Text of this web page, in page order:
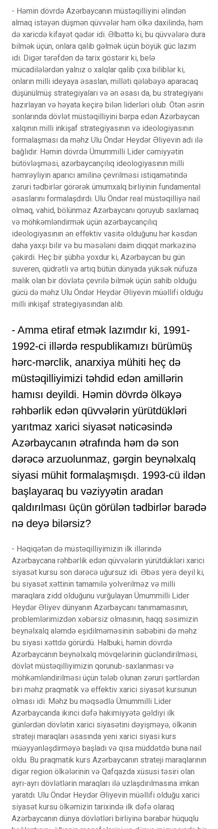
- Həmin dövrdə Azərbaycanın müstəqilliyini əlindən
almaq istəyən düşmən qüvvələr həm ölkə daxilində, həm
də xaricdə kifayət qədər idi. Əlbəttə ki, bu qüvvələrə dura
bilmək üçün, onlara qalib gəlmək üçün böyük güc lazım
idi. Digər tərəfdən də tarix göstərir ki, belə
mücadilələrdən yalnız o xalqlar qalib çıxa biliblər ki,
onların milli ideyaya əsaslan, milləti qələbəyə aparacaq
düşünülmüş strategiyaları və ən əsası da, bu strategiyanı
hazırlayan və həyata keçirə bilən liderləri olub. Ötən əsrin
sonlarında dövlət müstəqilliyini bərpa edən Azərbaycan
xalqının milli inkişaf strategiyasının və ideologiyasının
formalaşması da məhz Ulu Öndər Heydər Əliyevin adı ilə
bağlıdır. Həmin dövrdə Ümummilli Lider cəmiyyətin
bütövləşməsi, azərbaycançılıq ideologiyasının milli
həmrəyliyin aparıcı amilinə çevrilməsi istiqamətində
zəruri tədbirlər görərək ümumxalq birliyinin fundamental
əsaslarını formalaşdırdı. Ulu Öndər real müstəqilliyə nail
olmaq, vahid, bölünməz Azərbaycanı qoruyub saxlamaq
və möhkəmləndirmək üçün azərbaycançılıq
ideologiyasının ən effektiv vasitə olduğunu hər kəsdən
daha yaxşı bilir və bu məsələni daim diqqət mərkəzinə
çəkirdi. Heç bir şübhə yoxdur ki, Azərbaycan bu gün
suveren, qüdrətli və artıq bütün dünyada yüksək nüfuza
malik olan bir dövlətə çevrilə bilmək üçün sahib olduğu
gücü də məhz Ulu Öndər Heydər Əliyevin müəllifi olduğu
milli inkişaf strategiyasından alıb.
- Amma etiraf etmək lazımdır ki, 1991-
1992-ci illərdə respublikamızı bürümüş
hərc-mərclik, anarxiya mühiti heç də
müstəqilliyimizi təhdid edən amillərin
hamısı deyildi. Həmin dövrdə ölkəyə
rəhbərlik edən qüvvələrin yürütdükləri
yarıtmaz xarici siyasət nəticəsində
Azərbaycanın ətrafında həm də son
dərəcə arzuolunmaz, gərgin beynəlxalq
siyasi mühit formalaşmışdı. 1993-cü ildən
başlayaraq bu vəziyyətin aradan
qaldırılması üçün görülən tədbirlər barədə
nə deyə bilərsiz?
- Həqiqətən də müstəqilliyimizin ilk illərində
Azərbaycana rəhbərlik edən qüvvələrin yürütdükləri xarici
siyasət kursu son dərəcə uğursuz idi. Əbəs yerə deyil ki,
bu siyasət xəttinin tamamilə yolverilməz və milli
maraqlara zidd olduğunu vurğulayan Ümummilli Lider
Heydər Əliyev dünyanın Azərbaycanı tanımamasının,
problemlərimizdən xəbərsiz olmasının, haqq səsimizin
beynəlxalq aləmdə eşidilməməsinin səbəbini də məhz
bu siyasi xəttdə görürdü. Halbuki, həmin dövrdə
Azərbaycanın beynəlxalq mövqelərinin gücləndirilməsi,
dövlət müstəqilliyimizin qorunub-saxlanması və
möhkəmləndirilməsi üçün tələb olunan zəruri şərtlərdən
biri məhz praqmatik və effektiv xarici siyasət kursunun
olması idi. Məhz bu məqsədlə Ümummilli Lider
Azərbaycanda ikinci dəfə hakimiyyətə gəldiyi ilk
günlərdən dövlətin xarici siyasətini dəyişməyə, ölkənin
strateji maraqları əsasında yeni xarici siyasi kurs
müəyyənləşdirməyə başladı və qısa müddətdə buna nail
oldu. Bu praqmatik kurs Azərbaycanın strateji maraqlarının
digər region ölkələrinin və Qafqazda xüsusi təsiri olan
ayrı-ayrı dövlətlərin maraqları ilə uzlaşdırılmasına imkan
yaratdı. Ulu Öndər Heydər Əliyevin müəllifi olduğu xarici
siyasət kursu ölkəmizin tarixində ilk dəfə olaraq
Azərbaycanın dünya dövlətləri birliyinə bərabər hüquqlu